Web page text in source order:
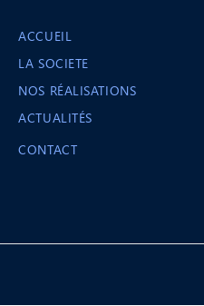
ACCUEIL
LA SOCIETE
NOS RÉALISATIONS
ACTUALITÉS
CONTACT